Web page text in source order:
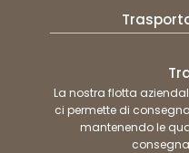
La nostra flotta
ci permette di
mantenendo le